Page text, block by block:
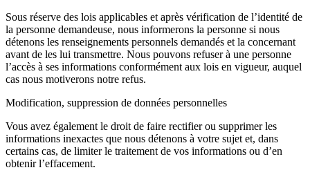
Sous réserve des lois applicables et après vérification de l’identité de
la personne demandeuse, nous informerons la personne si nous
détenons les renseignements personnels demandés et la concernant
avant de les lui transmettre. Nous pouvons refuser à une personne
l’accès à ses informations conformément aux lois en vigueur, auquel
cas nous motiverons notre refus.
Modification, suppression de données personnelles
Vous avez également le droit de faire rectifier ou supprimer les
informations inexactes que nous détenons à votre sujet et, dans
certains cas, de limiter le traitement de vos informations ou d’en
obtenir l’effacement.